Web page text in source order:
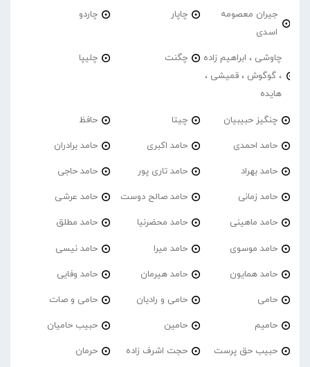
جیران معصومه
اسدی
چاپار چاردو
چاوشی ، ابراهیم زاده
، گوگوش ، قمیشی ،
هایده
چگنت چلیپا
چنگیز حبیبیان چیتا حافظ
حامد احمدی حامد اکبری حامد برادران
حامد بهراد حامد تاری پور حامد حاجی
حامد زمانی حامد صالح دوست حامد عرشی
حامد ماهینی حامد محضرنیا حامد مطلق
حامد موسوی حامد میرا حامد نیسی
حامد همایون حامد هیرمان حامد وفایی
حامی حامی و رادیان حامی و صات
حامیم حامین حبیب حامیان
حبیب حق پرست حجت اشرف زاده حرمان